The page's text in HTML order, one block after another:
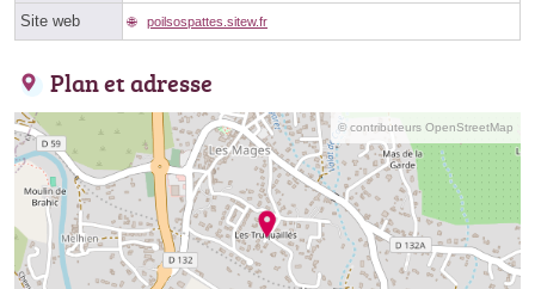
Site web poilsospattes.sitew.fr
Plan et adresse
© contributeurs OpenStreetMap